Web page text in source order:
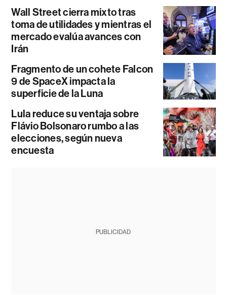
Wall Street cierra mixto tras
toma de utilidades y mientras el
mercado evalúa avances con
Irán
Fragmento de un cohete Falcon
9 de SpaceX impacta la
superficie de la Luna
Lula reduce su ventaja sobre
Flávio Bolsonaro rumbo a las
elecciones, según nueva
encuesta
PUBLICIDAD